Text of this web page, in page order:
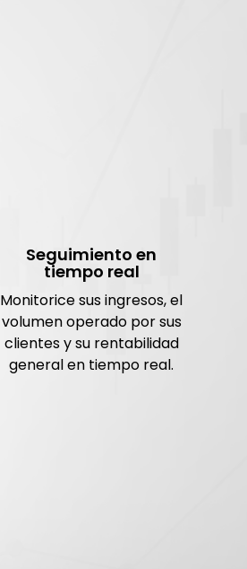
Seguimiento en
tiempo real
Monitorice sus ingresos, el
volumen operado por sus
clientes y su rentabilidad
general en tiempo real.